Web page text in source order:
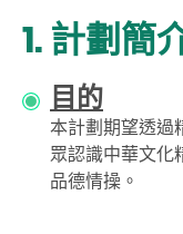
1. 計劃簡
目的
本計劃期望透過
眾認識中華文化
品德情操。